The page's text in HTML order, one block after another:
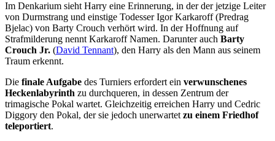
Im Denkarium sieht Harry eine Erinnerung, in der der jetzige Leiter
von Durmstrang und einstige Todesser Igor Karkaroff (Predrag
Bjelac) von Barty Crouch verhört wird. In der Hoffnung auf
Strafmilderung nennt Karkaroff Namen. Darunter auch Barty
Crouch Jr. (David Tennant), den Harry als den Mann aus seinem
Traum erkennt.
Die finale Aufgabe des Turniers erfordert ein verwunschenes
Heckenlabyrinth zu durchqueren, in dessen Zentrum der
trimagische Pokal wartet. Gleichzeitig erreichen Harry und Cedric
Diggory den Pokal, der sie jedoch unerwartet zu einem Friedhof
teleportiert.